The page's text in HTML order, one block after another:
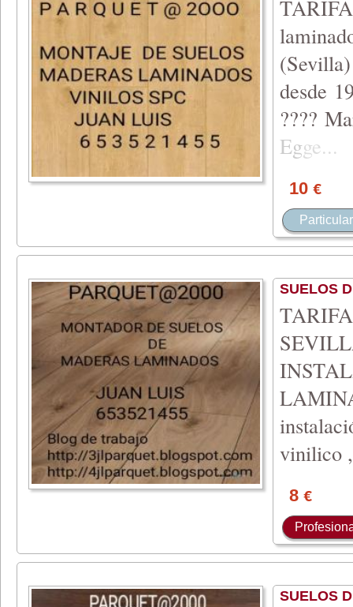
desde
????
Egge...
10 €
Particular
SUELOS
vinilico
8 €
SUELOS